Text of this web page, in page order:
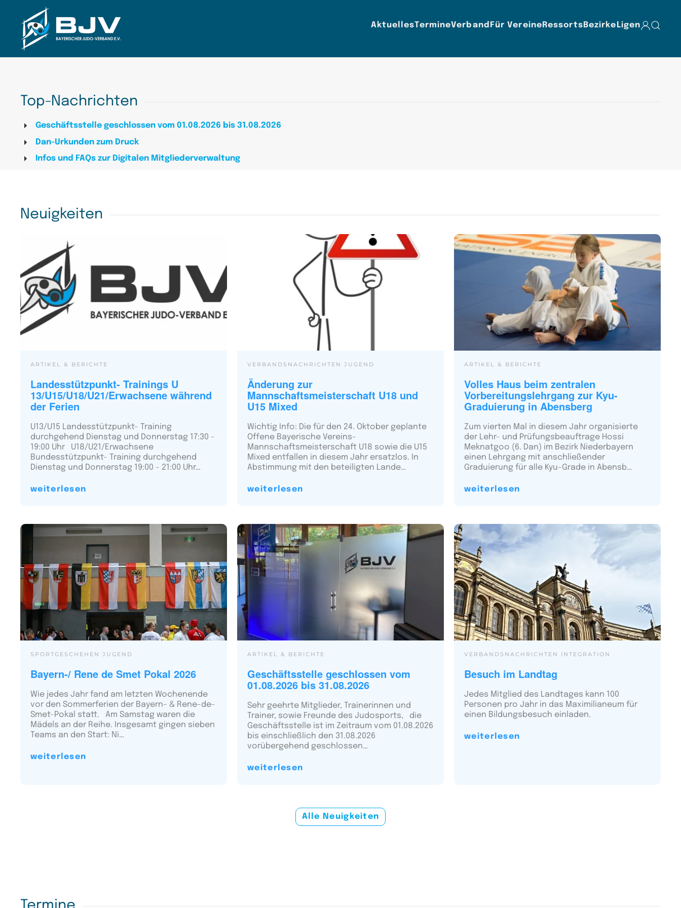
Zum Hauptinhalt springen AktuellesTermineVerband Für Vereine Ressorts Bezirke Ligen
Top-Nachrichten
Geschäftsstelle geschlossen vom 01.08.2026 bis 31.08.2026
Dan-Urkunden zum Druck
Infos und FAQs zur Digitalen Mitgliederverwaltung
Neuigkeiten
ARTIKEL & BERICHTE
Landesstützpunkt- Trainings U
13/U15/U18/U21/Erwachsene während
der Ferien
U13/U15 Landesstützpunkt- Training
durchgehend Dienstag und Donnerstag 17:30 -
19:00 Uhr U18/U21/Erwachsene
Bundesstützpunkt- Training durchgehend
Dienstag und Donnerstag 19:00 - 21:00 Uhr…
weiterlesen
VERBANDSNACHRICHTEN JUGEND
Änderung zur
Mannschaftsmeisterschaft U18 und
U15 Mixed
Wichtig Info: Die für den 24. Oktober geplante
Offene Bayerische Vereins-
Mannschaftsmeisterschaft U18 sowie die U15
Mixed entfallen in diesem Jahr ersatzlos. In
Abstimmung mit den beteiligten Lande…
weiterlesen
ARTIKEL & BERICHTE
Volles Haus beim zentralen
Vorbereitungslehrgang zur Kyu-
Graduierung in Abensberg
Zum vierten Mal in diesem Jahr organisierte
der Lehr- und Prüfungsbeauftrage Hossi
Meknatgoo (6. Dan) im Bezirk Niederbayern
einen Lehrgang mit anschließender
Graduierung für alle Kyu-Grade in Abensb…
weiterlesen
SPORTGESCHEHEN JUGEND
Bayern-/ Rene de Smet Pokal 2026
Wie jedes Jahr fand am letzten Wochenende
vor den Sommerferien der Bayern- & Rene-de-
Smet-Pokal statt. Am Samstag waren die
Mädels an der Reihe. Insgesamt gingen sieben
Teams an den Start: Ni…
weiterlesen
ARTIKEL & BERICHTE
Geschäftsstelle geschlossen vom
01.08.2026 bis 31.08.2026
Sehr geehrte Mitglieder, Trainerinnen und
Trainer, sowie Freunde des Judosports, die
Geschäftsstelle ist im Zeitraum vom 01.08.2026
bis einschließlich den 31.08.2026
vorübergehend geschlossen…
weiterlesen
VERBANDSNACHRICHTEN INTEGRATION
Besuch im Landtag
Jedes Mitglied des Landtages kann 100
Personen pro Jahr in das Maximilianeum für
einen Bildungsbesuch einladen.
weiterlesen
Alle Neuigkeiten